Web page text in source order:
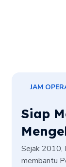
JAM
Siap
Sejak 2010,
membantu